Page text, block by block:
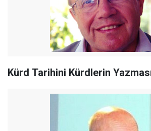
Kürd Tarihini Kürdlerin